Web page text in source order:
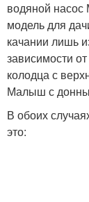
водяной
модель для
качании лишь
зависимости
колодца с
Малыш с
В обоих
это: